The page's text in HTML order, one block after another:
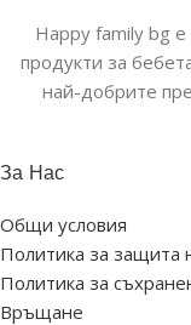
Happy family bg е
продукти за
най-добрите
За Нас
Общи условия
Политика за защита
Политика за
Връщане